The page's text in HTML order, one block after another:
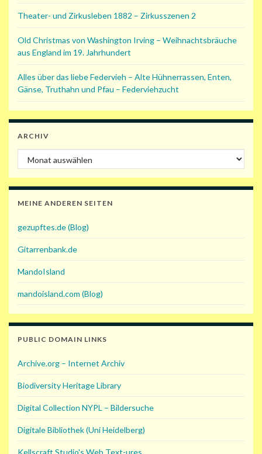
Theater- und Zirkusleben 1882 – Zirkusszenen 2
Old Christmas von Washington Irving – Weihnachtsbräuche
aus England im 19. Jahrhundert
Alles über das liebe Federvieh – Alte Hühnerrassen, Enten,
Gänse, Truthahn und Pfau – Federviehzucht
ARCHIV
Archiv
MEINE ANDEREN SEITEN
gezupftes.de (Blog)
Gitarrenbank.de
MandoIsland
mandoisland.com (Blog)
PUBLIC DOMAIN LINKS
Archive.org – Internet Archiv
Biodiversity Heritage Library
Digital Collection NYPL – Bildersuche
Digitale Bibliothek (Uni Heidelberg)